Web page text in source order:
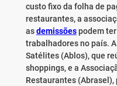
custo fixo da folha de
restaurantes, a
asdemissõespodem ter
trabalhadores no país.
Satélites (Ablos), que
shoppings, e a
Restaurantes